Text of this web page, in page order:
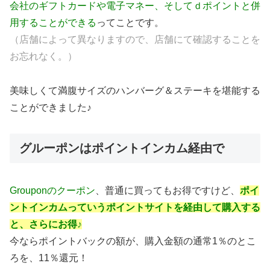
会社のギフトカードや電子マネー、そしてｄポイントと併
用することができる ってことです。
（店舗によって異なりますので、店舗にて確認することを
お忘れなく。）
美味しくて満腹サイズのハンバーグ＆ステーキを堪能する
ことができました♪
グルーポンはポイントインカム経由で
Grouponのクーポン 、普通に買ってもお得ですけど、 ポイ
ントインカムっていうポイントサイトを経由して購入する
と、さらにお得♪
今ならポイントバックの額が、購入金額の通常1％のとこ
ろを、11％還元！